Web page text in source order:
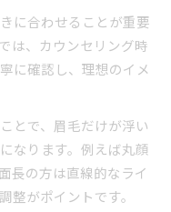
感じた変化
明るくなる理由
の違い
てた体験談集
ェンジを実現
け印象の作り方
に合わせることが重要
は、カウンセリング時
に確認し、理想のイメ
とで、眉毛だけが浮い
なります。例えば丸顔
長の方は直線的なライ
整がポイントです。